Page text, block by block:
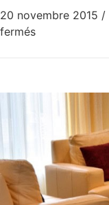
20 novembre 2015 /
fermés